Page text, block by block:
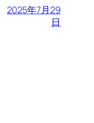
2025年7月29
日